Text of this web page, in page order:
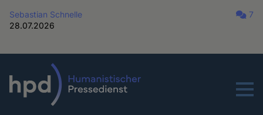
Sebastian Schnelle
28.07.2026
7
Menu